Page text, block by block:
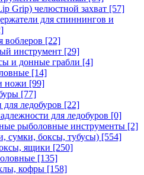
Grip) челюстной захват [57]
для спиннингов и
воблеров [22]
инструмент [29]
и донные грабли [4]
[14]
ножи [99]
[77]
ледобуров [22]
для ледобуров [0]
рыболовные инструменты [2]
сумки, боксы, тубусы) [554]
ящики [250]
[135]
кофры [158]